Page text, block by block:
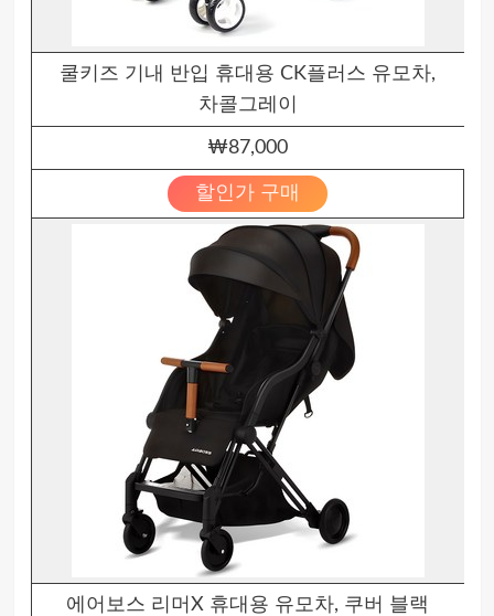
쿨키즈 기내 반입 휴대용 CK플러스 유모차,
차콜그레이
₩87,000
할인가 구매
에어보스 리머X 휴대용 유모차, 쿠버 블랙